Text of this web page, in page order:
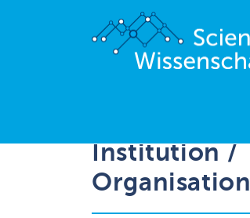
Institution /
Organisation